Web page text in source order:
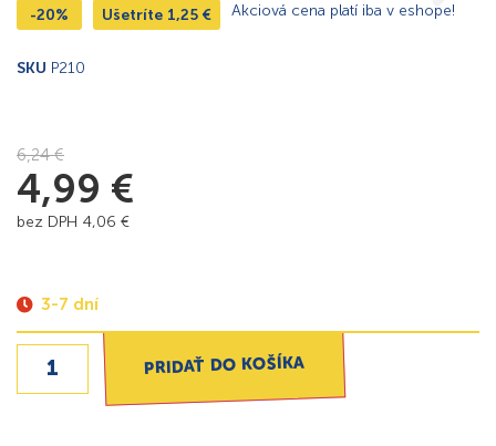
-20% Ušetríte 1,25 € Akciová cena platí iba v eshope!
SKU P210
6,24€
4,99 €
bez DPH 4,06 €
3-7 dní
PRIDAŤ DO KOŠÍKA